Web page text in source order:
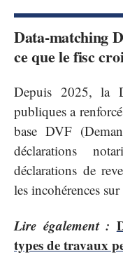
Data-matching
ce que le fisc
Depuis 2025, la
publiques a
base DVF
déclarations
déclarations de
les incohérences
Lire également :
types de travaux